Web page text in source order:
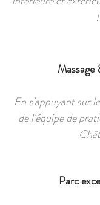
!
Massage
En s'appuyant sur
de l'équipe de
Parc